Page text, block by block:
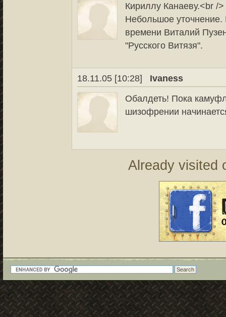
Кириллу Канаеву.<br />
Небольшое уточнение.
времени Виталий
"Русского Витязя".
18.11.05 [10:28]
Ivaness
Обалдеть! Пока
шизофрении
Already visited